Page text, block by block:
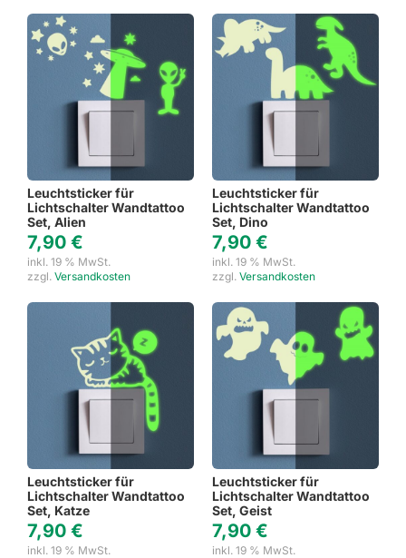
Leuchtsticker für
Lichtschalter Wandtattoo
Set, Alien
7,90 €
inkl. 19 % MwSt.
zzgl. Versandkosten
Leuchtsticker für
Lichtschalter Wandtattoo
Set, Dino
7,90 €
inkl. 19 % MwSt.
zzgl. Versandkosten
Leuchtsticker für
Lichtschalter Wandtattoo
Set, Katze
7,90 €
inkl. 19 % MwSt.
Leuchtsticker für
Lichtschalter Wandtattoo
Set, Geist
7,90 €
inkl. 19 % MwSt.